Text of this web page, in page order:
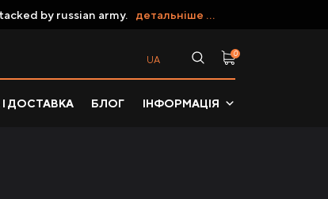
by russian army. детальніше ...
UA
0
ДОСТАВКА БЛОГ ІНФОРМАЦІЯ